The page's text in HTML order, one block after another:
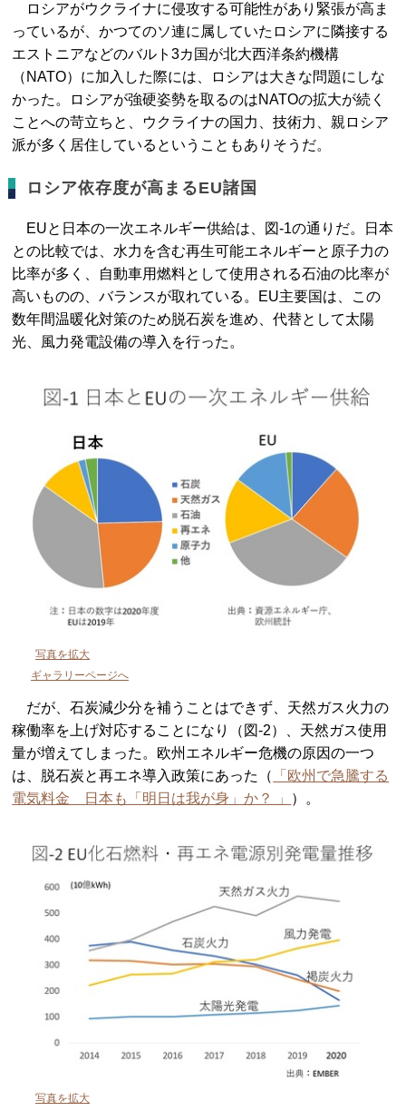
ロシアがウクライナに侵攻する可能性があり緊張が高ま
っているが、かつてのソ連に属していたロシアに隣接する
エストニアなどのバルト3カ国が北大西洋条約機構
（NATO）に加入した際には、ロシアは大きな問題にしな
かった。ロシアが強硬姿勢を取るのはNATOの拡大が続く
ことへの苛立ちと、ウクライナの国力、技術力、親ロシア
派が多く居住しているということもありそうだ。
ロシア依存度が高まるEU諸国
EUと日本の一次エネルギー供給は、図-1の通りだ。日本
との比較では、水力を含む再生可能エネルギーと原子力の
比率が多く、自動車用燃料として使用される石油の比率が
高いものの、バランスが取れている。EU主要国は、この
数年間温暖化対策のため脱石炭を進め、代替として太陽
光、風力発電設備の導入を行った。
写真を拡大
ギャラリーページへ
だが、石炭減少分を補うことはできず、天然ガス火力の
稼働率を上げ対応することになり（図-2）、天然ガス使用
量が増えてしまった。欧州エネルギー危機の原因の一つ
は、脱石炭と再エネ導入政策にあった（
「欧州で急騰する
電気料金 日本も「明日は我が身」か？ 」
）。
写真を拡大